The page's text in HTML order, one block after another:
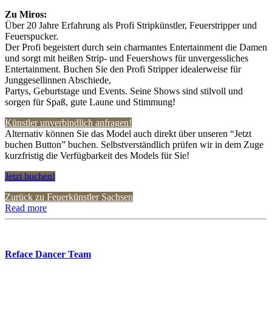
Zu Miros:
Über 20 Jahre Erfahrung als Profi Stripkünstler, Feuerstripper und
Feuerspucker.
Der Profi begeistert durch sein charmantes Entertainment die Damen
und sorgt mit heißen Strip- und Feuershows für unvergessliches
Entertainment. Buchen Sie den Profi Stripper idealerweise für
Junggesellinnen Abschiede,
Partys, Geburtstage und Events. Seine Shows sind stilvoll und
sorgen für Spaß, gute Laune und Stimmung!
Künstler unverbindlich anfragen!
Alternativ können Sie das Model auch direkt über unseren “Jetzt
buchen Button” buchen. Selbstverständlich prüfen wir in dem Zuge
kurzfristig die Verfügbarkeit des Models für Sie!
Jetzt buchen!
Zurück zu Feuerkünstler Sachsen
Read more
Reface Dancer Team